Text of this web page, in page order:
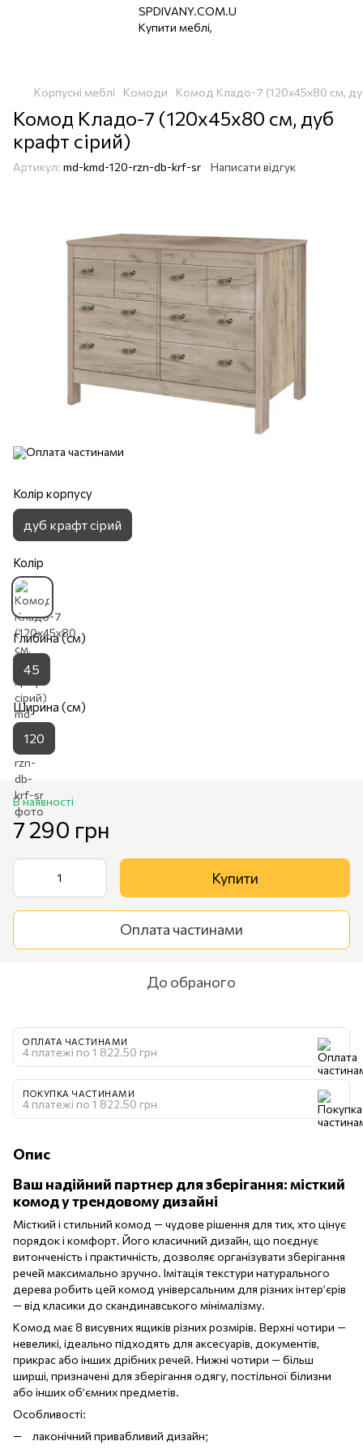
Корпусні меблі Комоди Комод Кладо-7 (120х45х80 см,
Комод Кладо-7 (120х45х80 см, дуб
крафт сірий)
Артикул: md-kmd-120-rzn-db-krf-sr Написати відгук
Колір корпусу
дуб крафт сірий
Колір
Глибина (см)
45
Ширина (см)
120
В наявності
7 290 грн
Купити
Оплата частинами
До обраного
ОПЛАТА ЧАСТИНАМИ
4 платежі по 1 822.50 грн
ПОКУПКА ЧАСТИНАМИ
4 платежі по 1 822.50 грн
Опис
Ваш надійний партнер для зберігання: місткий
комод у трендовому дизайні
Місткий і стильний комод — чудове рішення для тих, хто цінує
порядок і комфорт. Його класичний дизайн, що поєднує
витонченість і практичність, дозволяє організувати зберігання
речей максимально зручно. Імітація текстури натурального
дерева робить цей комод універсальним для різних інтер’єрів
— від класики до скандинавського мінімалізму.
Комод має 8 висувних ящиків різних розмірів. Верхні чотири —
невеликі, ідеально підходять для аксесуарів, документів,
прикрас або інших дрібних речей. Нижні чотири — більш
ширші, призначені для зберігання одягу, постільної білизни
або інших об’ємних предметів.
Особливості:
лаконічний привабливий дизайн;